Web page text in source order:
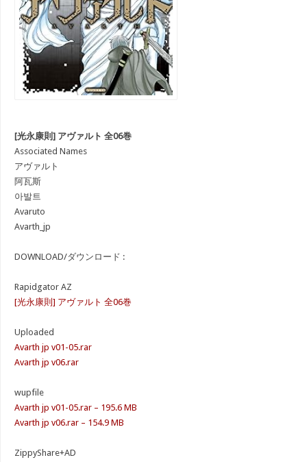
[光永康則] アヴァルト 全06巻
Associated Names
アヴァルト
阿瓦斯
아발트
Avaruto
Avarth_jp
DOWNLOAD/ダウンロード :
Rapidgator AZ
[光永康則] アヴァルト 全06巻
Uploaded
Avarth jp v01-05.rar
Avarth jp v06.rar
wupfile
Avarth jp v01-05.rar – 195.6 MB
Avarth jp v06.rar – 154.9 MB
ZippyShare+AD